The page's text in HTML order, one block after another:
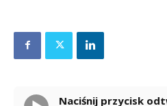
Naciśnij przycisk odtwarzania, aby odsłuchać